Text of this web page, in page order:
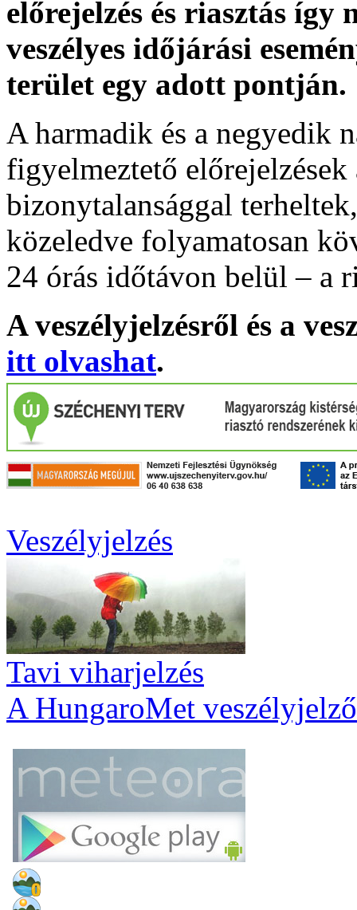
előrejelzés és riasztás
veszélyes időjárási
terület egy adott pontján.
A harmadik és a negyedik
figyelmeztető
bizonytalansággal
közeledve folyamatosan
24 órás időtávon belül – a
A veszélyjelzésről és a
itt olvashat.
Veszélyjelzés
Tavi viharjelzés
A HungaroMet